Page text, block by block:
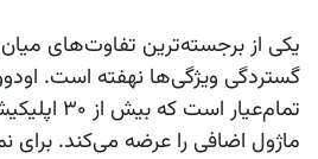
تمام‌عیار
ماژول اضافی را عرضه می‌کند. برای